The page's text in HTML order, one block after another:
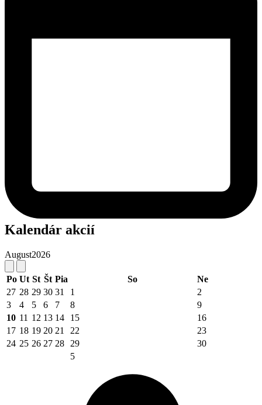
Kalendár akcií
August2026
Po Ut St Št Pia So
Ne
27 28 29 30 31 1
2
3
4 5 6 7 8
9
10 11 12 13 14 15
16
17 18 19 20 21 22
23
24 25 26 27 28 29 30
5